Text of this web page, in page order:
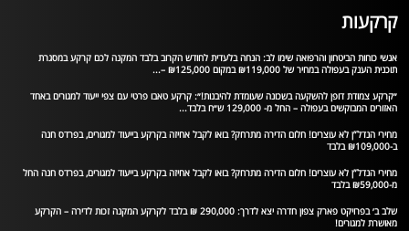
קרקעות
אנשי כוחות הביטחון והרפואה שימו לב: הנחה בלעדית לחודש הקרוב בלבד המקנה לכם קרקע במסגרת
תוכנית הענק בעפולה במחיר של ₪119,000 במקום ₪125,000 –...
״קרקע צמודת דופן להשקעה בשכונה שעומדת להיבנות!״: קרקע טאבו פרטי עם צפי ייעוד למגורים באחד
האזורים המבוקשים בעפולה – החל מ- 129,000 ש״ח בלבד...
מחירי הנדל”ן לא עוצרים! חלום הדירה מתרחק? בואו לקבל אחיזה בקרקע בייעוד למגורים, בפרדס חנה
ב-₪109,000 בלבד
מחירי הנדל”ן לא עוצרים! חלום הדירה מתרחק? בואו לקבל אחיזה בקרקע בייעוד למגורים, בפרדס חנה החל
מ-₪59,000 בלבד
שלב ב׳ בפרויקט פארק צפון חדרה יצא לדרך: 290,000 ₪ בלבד לקרקע המקנה זכות לדירה – הקרקע
מאושרת למגורים!